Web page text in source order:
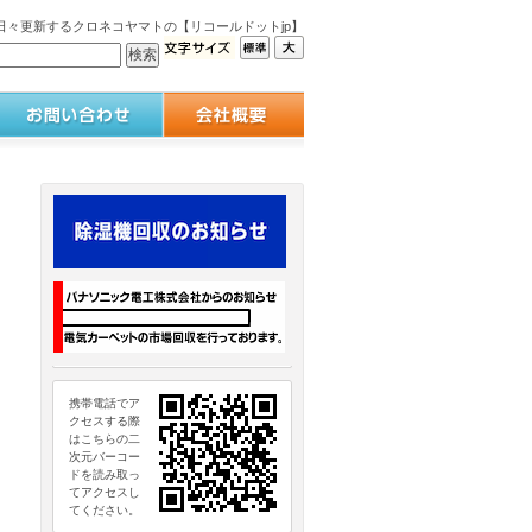
更新するクロネコヤマトの【リコールドットjp】
携帯電話でア
クセスする際
はこちらの二
次元バーコー
ドを読み取っ
てアクセスし
てください。